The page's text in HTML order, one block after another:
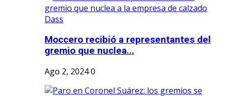
Moccero recibió a representantes del
gremio que nuclea...
Ago 2, 20240